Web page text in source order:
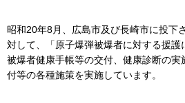
昭和20年8月、広島市及び長崎市に投下
対して、「原子爆弾被爆者に対する援護
被爆者健康手帳等の交付、健康診断の
付等の各種施策を実施しています。